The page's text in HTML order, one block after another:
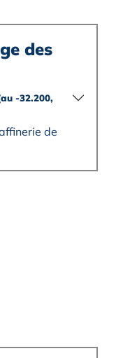
des
-32.200,
de